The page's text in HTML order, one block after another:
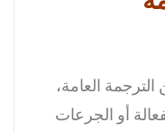
العامة،
أو الجرعات